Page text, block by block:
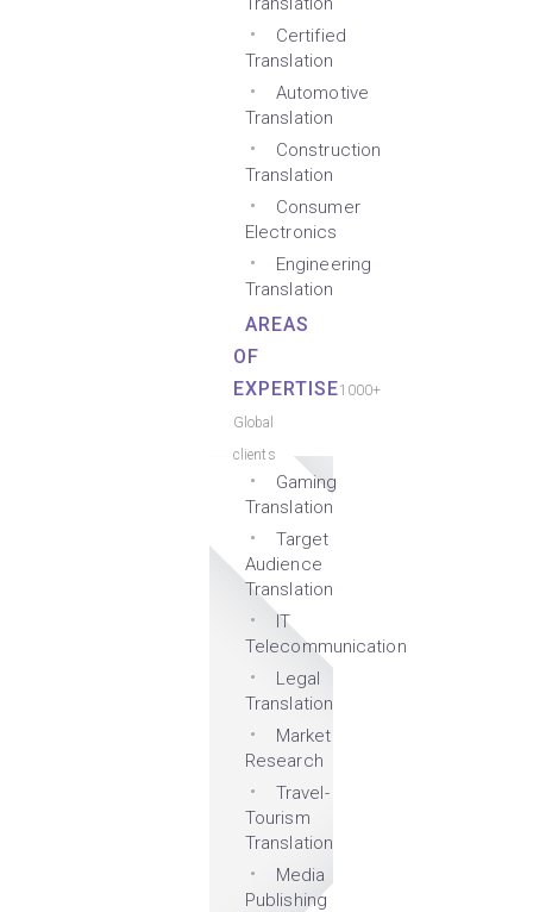
Certified
Translation
Automotive
Translation
Construction
Translation
Consumer
Electronics
Engineering
Translation
AREAS
OF
EXPERTISE1000+
Global
clients
Gaming
Translation
Target
Audience
Translation
IT
Telecommunication
Legal
Translation
Market
Research
Travel-
Tourism
Translation
Media
Publishing